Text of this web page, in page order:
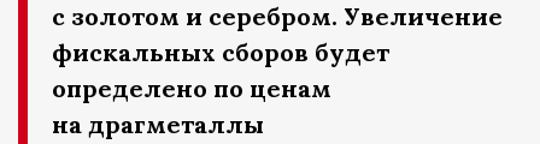
с золотом и серебром. Увеличение
фискальных сборов будет
определено по ценам
на драгметаллы